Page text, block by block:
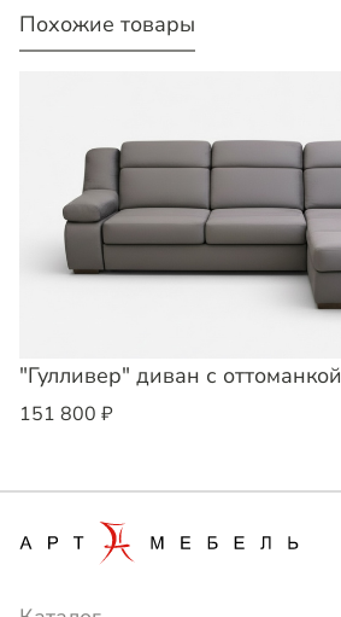
Похожие товары
"Гулливер" диван с оттоманкой
151 800 ₽